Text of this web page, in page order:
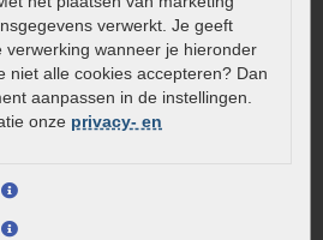
verwerkt. Je geeft
wanneer je hieronder
niet alle cookies accepteren? Dan
aanpassen in de instellingen.
onze privacy- en